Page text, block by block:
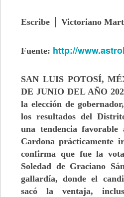
Escribe │ Victoriano
Fuente: http://
SAN LUIS POTOSÍ,
DE JUNIO DEL AÑO
la elección de
los resultados del
una tendencia
Cardona prácticamente
confirma que fue la
Soledad de Graciano
gallardía, donde el
sacó la ventaja,